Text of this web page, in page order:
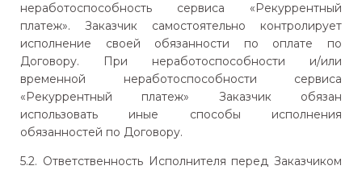
неработоспособность сервиса «Рекуррентный
платеж». Заказчик самостоятельно контролирует
исполнение своей обязанности по оплате по
Договору. При неработоспособности и/или
временной неработоспособности сервиса
«Рекуррентный платеж» Заказчик обязан
использовать иные способы исполнения
обязанностей по Договору.
5.2. Ответственность Исполнителя перед Заказчиком